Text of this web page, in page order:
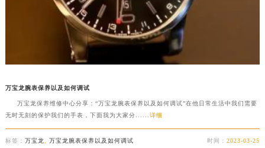
万宝龙腕表保养以及如何调试
万宝龙保养维修中心分享：“万宝龙腕表保养以及如何调试”在他日常生活中我们需要
无时无刻的保护我们的手表，下面我为大家分...... 详细
标签： 万宝龙 万宝龙腕表保养以及如何调试 时间：2023-03-25